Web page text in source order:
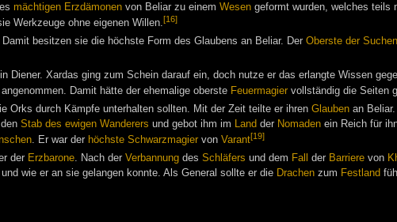
mächtigen Erzdämonen von Beliar zu einem Wesen geformt wurden, welches teils
Werkzeuge ohne eigenen Willen.[16]
Damit besitzen sie die höchste Form des Glaubens an Beliar. Der Oberste der
Diener. Xardas ging zum Schein darauf ein, doch nutze er das erlangte Wissen
Damit hätte der ehemalige oberste Feuermagier vollständig die Seiten
Orks durch Kämpfe unterhalten sollten. Mit der Zeit teilte er ihren Glauben an
Stab des ewigen Wanderers und gebot ihm im Land der Nomaden ein Reich für
. Er war der höchste Schwarzmagier von Varant[19]
der Erzbarone. Nach der Verbannung des Schläfers und dem Fall der Barriere von
und wie er an sie gelangen konnte. Als General sollte er die Drachen zum Festland